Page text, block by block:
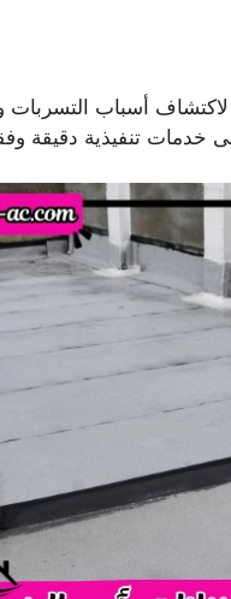
أسباب التسربات
تنفيذية دقيقة